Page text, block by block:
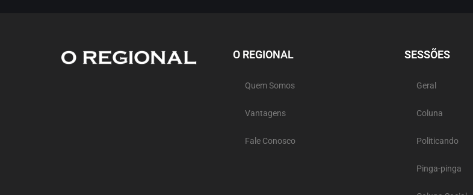
O REGIONAL
Quem Somos
Vantagens
Fale Conosco
SESSÕES
Geral
Coluna
Politicando
Pinga-pinga